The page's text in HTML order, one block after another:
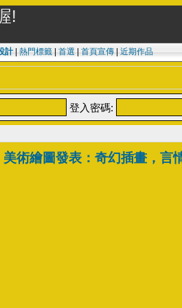
!
計| 熱門標籤| 首選 首頁宣傳| 近期作品
登入密碼:
美術繪圖發表：奇幻插畫，言